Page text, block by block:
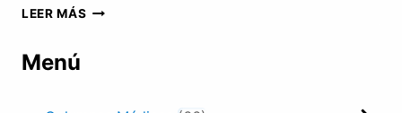
LEER MÁS DRA.
Menú